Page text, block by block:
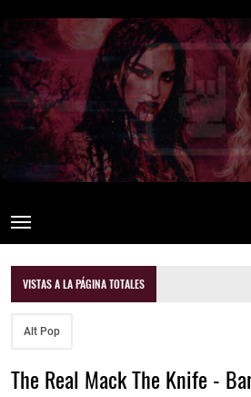
VISTAS A LA PÁGINA TOTALES
Alt Pop
The Real Mack The Knife -